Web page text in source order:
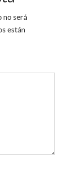
no será
están